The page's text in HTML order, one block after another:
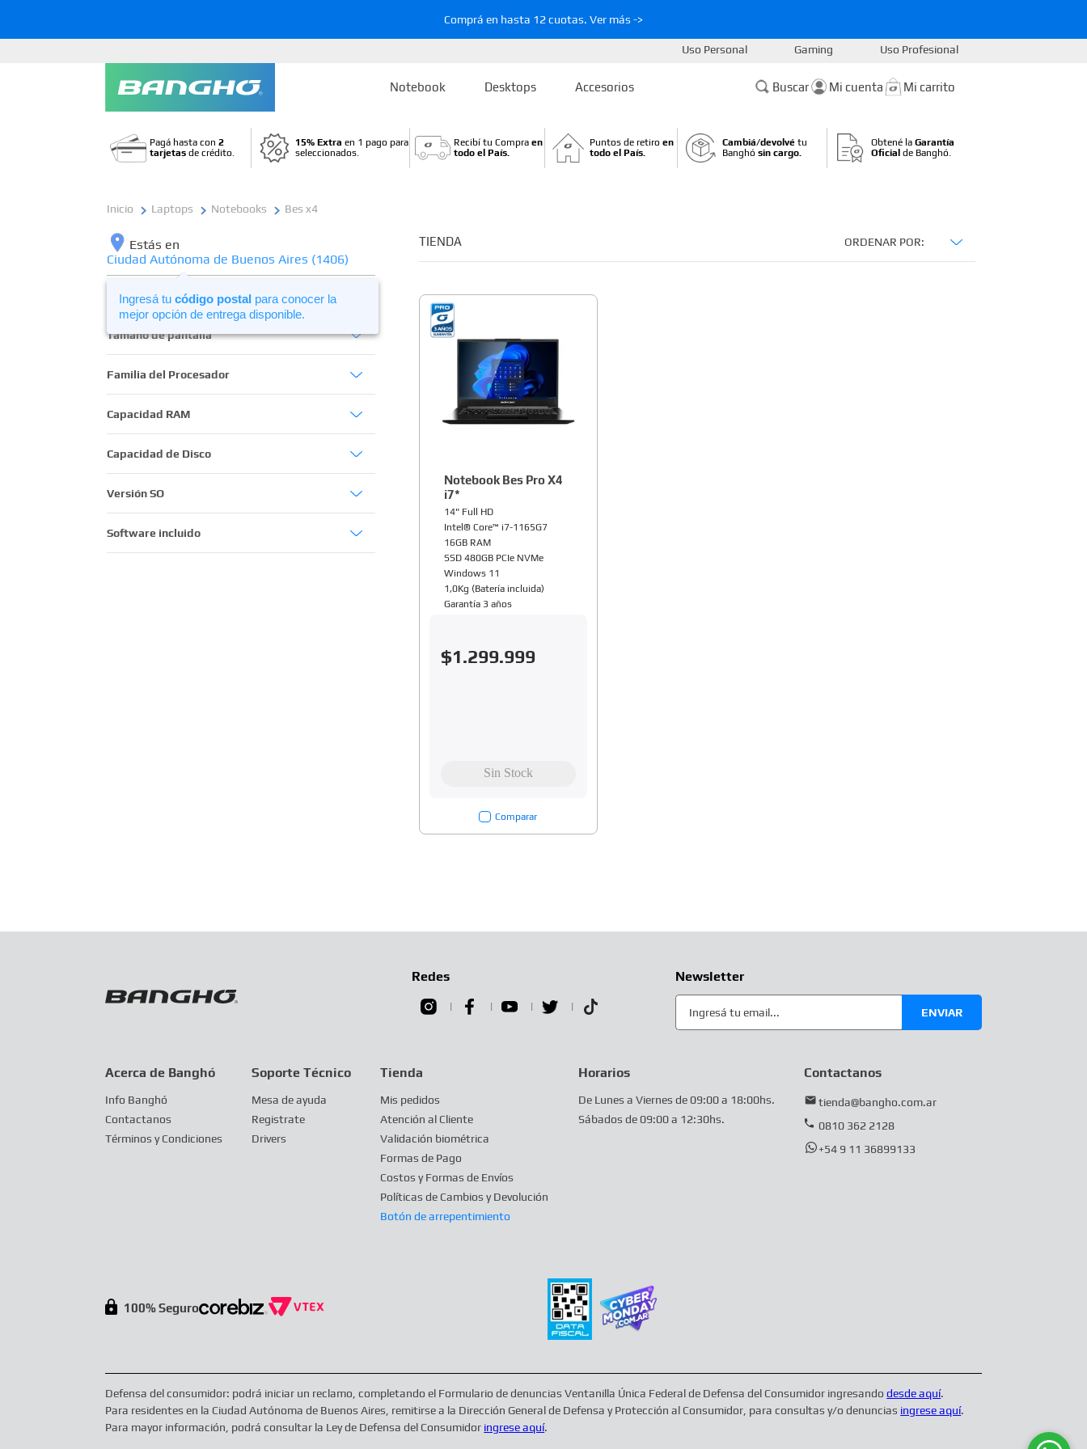
Comprá en hasta 12 cuotas. Ver más ->
Uso Personal Gaming Uso Profesional
Notebook Desktops Accesorios Buscar
Pagá hasta con 2
tarjetas de crédito.
15% Extra en 1 pago para
seleccionados.
Recibí tu Compraen
todo el País.
Puntos de retiroen
todo el País.
Cambiá/devolvétu
Banghó sin cargo.
Obtené laGarantía
Oficial de Banghó.
Laptops Notebooks Bes x4
Estás en
Ciudad Autónoma de Buenos Aires (1406)
Ingresá tu código postal para conocer la
mejor opción de entrega disponible.
Segmento de uso
Tamaño de pantalla
14´´
Familia del Procesador
Intel Core i7
Capacidad RAM
16GB
Capacidad de Disco
480GB
Versión SO
Windows 11
Software incluido
TIENDA ORDENAR POR
Notebook Bes Pro X4
i7*
14" Full HD
Intel® Core™ i7-1165G7
16GB RAM
SSD 480GB PCIe NVMe
Windows 11
1,0Kg (Batería incluida)
Garantía 3 años
$1.299.999
Comparar
Redes Newsletter
ENVIAR
Acerca de Banghó
Info Banghó
Contactanos
Términos y Condiciones
Soporte Técnico
Mesa de ayuda
Registrate
Drivers
Tienda
Mis pedidos
Atención al Cliente
Validación biométrica
Formas de Pago
Costos y Formas de Envíos
Políticas de Cambios y Devolución
Botón de arrepentimiento
Horarios
De Lunes a Viernes de 09:00 a 18:00hs.
Sábados de 09:00 a 12:30hs.
Contactanos
tienda@bangho.com.ar
0810 362 2128
+54 9 11 36899133
100% Seguro
Defensa del consumidor: podrá iniciar un reclamo, completando el Formulario de denuncias Ventanilla Única Federal de Defensa del Consumidor ingresandodesde aquí.
Para residentes en la Ciudad Autónoma de Buenos Aires, remitirse a la Dirección General de Defensa y Protección al Consumidor, para consultas y/o denuncias ingrese aquí.
Para mayor información, podrá consultar la Ley de Defensa del Consumidor ingrese aquí.